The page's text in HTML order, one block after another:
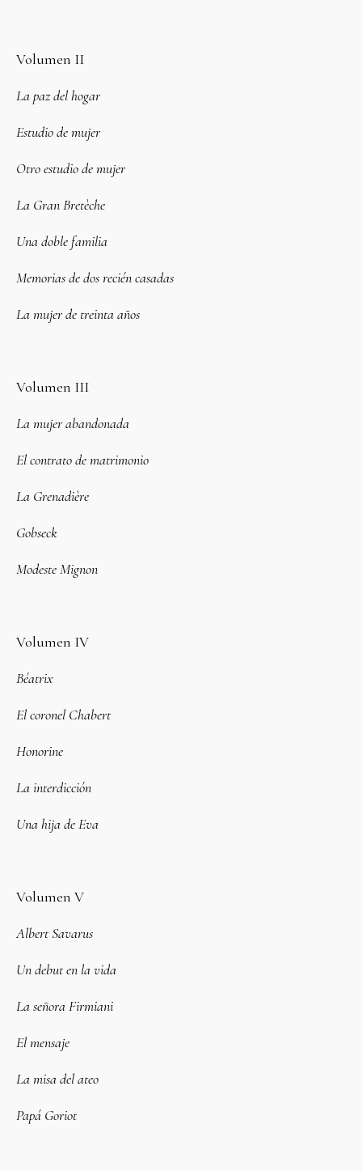
Volumen II
La paz del hogar
Estudio de mujer
Otro estudio de mujer
La Gran Bretèche
Una doble familia
Memorias de dos recién casadas
La mujer de treinta años
Volumen III
La mujer abandonada
El contrato de matrimonio
La Grenadière
Gobseck
Modeste Mignon
Volumen IV
Béatrix
El coronel Chabert
Honorine
La interdicción
Una hija de Eva
Volumen V
Albert Savarus
Un debut en la vida
La señora Firmiani
El mensaje
La misa del ateo
Papá Goriot